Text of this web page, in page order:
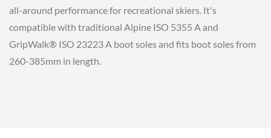
all-around performance for recreational skiers. It's
compatible with traditional Alpine ISO 5355 A and
GripWalk® ISO 23223 A boot soles and fits boot soles from
260-385mm in length.